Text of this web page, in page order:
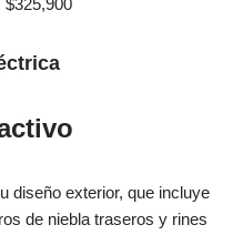
$325,900
diseño exterior, que incluye
de niebla traseros y rines